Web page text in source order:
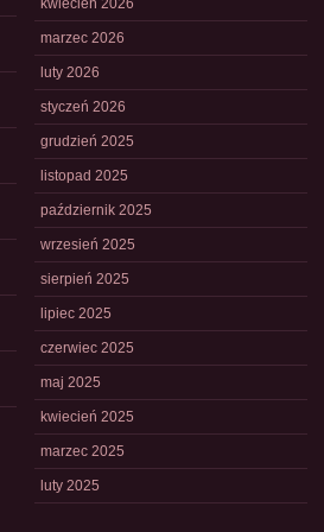
kwiecień 2026
marzec 2026
luty 2026
styczeń 2026
grudzień 2025
listopad 2025
październik 2025
wrzesień 2025
sierpień 2025
lipiec 2025
czerwiec 2025
maj 2025
kwiecień 2025
marzec 2025
luty 2025